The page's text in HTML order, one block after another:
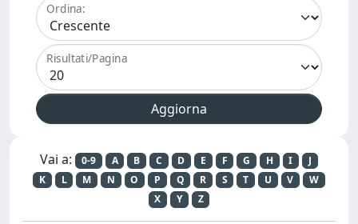
Ordina:
Risultati/Pagina
Vai a: 0-9 A B C D E F G H I
J
K
L M N O P Q R S T U V
W
X
Y Z